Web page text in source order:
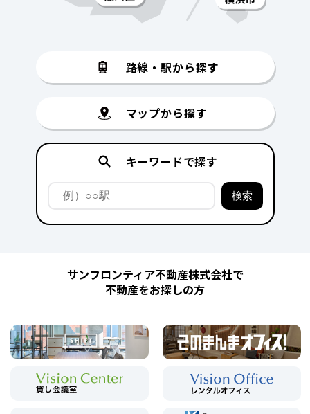
路線・駅から探す
マップから探す
キーワードで探す
サンフロンティア不動産株式会社で
不動産をお探しの方